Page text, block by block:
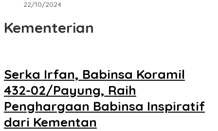
22/10/2024
Kementerian
Serka Irfan, Babinsa Koramil
432-02/Payung, Raih
Penghargaan Babinsa Inspiratif
dari Kementan